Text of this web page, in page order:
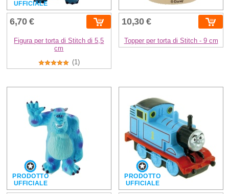
UFFICIALE
6,70 €
Figura per torta di Stitch di 5,5
cm
(1)
10,30 €
Topper per torta di Stitch - 9 cm
PRODOTTO
UFFICIALE
PRODOTTO
UFFICIALE